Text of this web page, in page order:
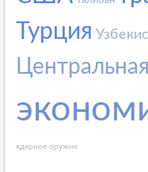
Турция
ядерное оружие